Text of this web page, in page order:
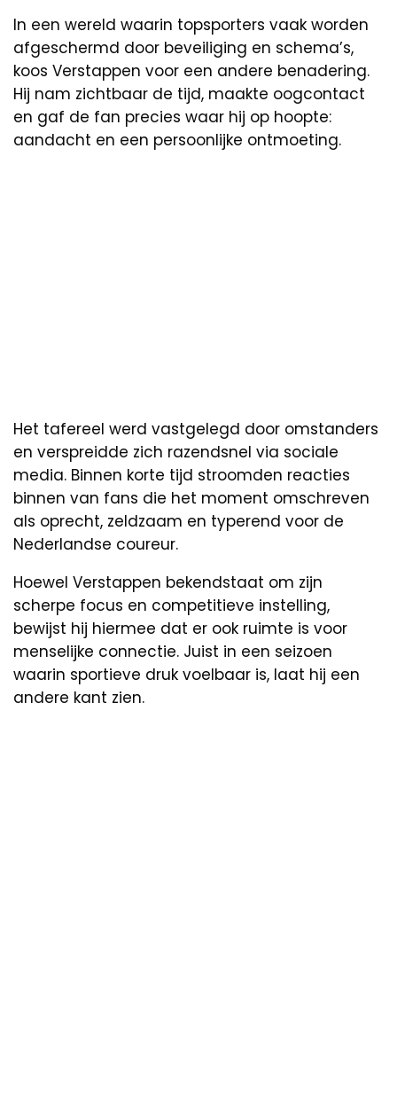
In een wereld waarin topsporters vaak worden
afgeschermd door beveiliging en schema’s,
koos Verstappen voor een andere benadering.
Hij nam zichtbaar de tijd, maakte oogcontact
en gaf de fan precies waar hij op hoopte:
aandacht en een persoonlijke ontmoeting.
Het tafereel werd vastgelegd door omstanders
en verspreidde zich razendsnel via sociale
media. Binnen korte tijd stroomden reacties
binnen van fans die het moment omschreven
als oprecht, zeldzaam en typerend voor de
Nederlandse coureur.
Hoewel Verstappen bekendstaat om zijn
scherpe focus en competitieve instelling,
bewijst hij hiermee dat er ook ruimte is voor
menselijke connectie. Juist in een seizoen
waarin sportieve druk voelbaar is, laat hij een
andere kant zien.